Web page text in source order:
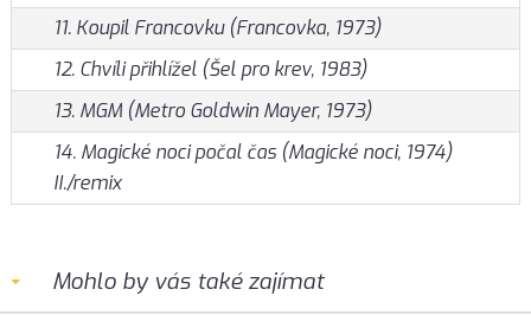
11. Koupil Francovku (Francovka, 1973)
12. Chvíli přihlížel (Šel pro krev, 1983)
13. MGM (Metro Goldwin Mayer, 1973)
14. Magické noci počal čas (Magické noci, 1974)
II./remix
Mohlo by vás také zajímat